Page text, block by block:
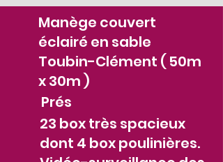
Manège couvert
éclairé en sable
Toubin-Clément ( 50m
x 30m )
Prés
23 box très spacieux
dont 4 box poulinières.